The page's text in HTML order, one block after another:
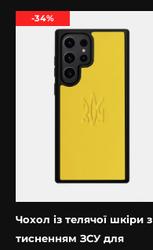
-34%
Чохол із телячої шкіри з
тисненням ЗСУ для